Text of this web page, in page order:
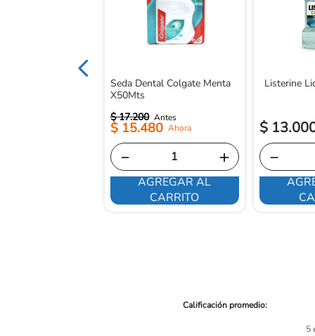
Seda Dental Colgate Menta
X50Mts
$ 17.200
$ 15.480
＋
－
AGREGAR AL
CARRITO
Listerine
$ 13.
－
5